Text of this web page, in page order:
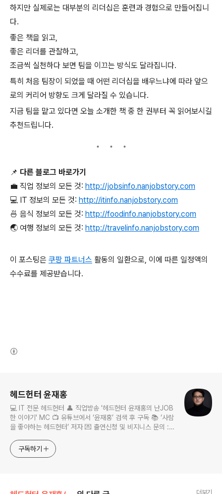
하지만 실제로는 대부분의 리더십은 훈련과 경험으로 만들어집니
다.
좋은 책을 읽고,
좋은 리더를 관찰하고,
조금씩 실천하다 보면 팀을 이끄는 방식도 달라집니다.
특히 처음 팀장이 되었을 때 어떤 리더십을 배우느냐에 따라 앞으
로의 커리어 방향도 크게 달라질 수 있습니다.
지금 팀을 맡고 있다면 오늘 소개한 책 중 한 권부터 꼭 읽어보시길
추천드립니다.
📌 다른 블로그 바로가기
💼 직업 정보의 모든 것: http://jobsinfo.nanjobstory.com
💻 IT 정보의 모든 것: http://itinfo.nanjobstory.com
🍜 음식 정보의 모든 것: http://foodinfo.nanjobstory.com
🌏 여행 정보의 모든 것: http://travelinfo.nanjobstory.com
이 포스팅은 쿠팡 파트너스 활동의 일환으로, 이에 따른 일정액의
수수료를 제공받습니다.
헤드헌터 윤재홍
💻 IT 전문 헤드헌터 👤 직업방송 '헤드헌터 윤재홍의 난JOB
한 이야기' MC 📺 유튜브에서 ‘윤재홍’ 검색 후 구독 📚 ‘사람
을 좋아하는 헤드헌터’ 저자 💌 출연신청 및 비지니스 문의 :
구독하기
더보기